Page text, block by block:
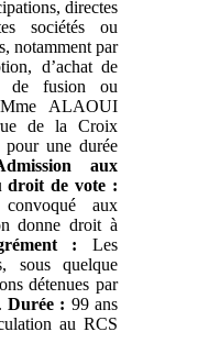
directes
sociétés ou
notamment par
d’achat de
de fusion ou
ALAOUI
de la Croix
une durée
aux
droit de vote :
aux
donne droit à
: Les
sous quelque
détenues par
Durée : 99 ans
au RCS